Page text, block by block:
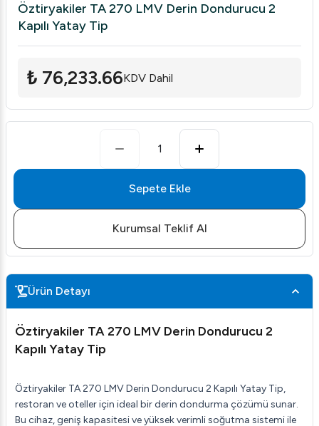
Öztiryakiler TA 270 LMV Derin Dondurucu 2
Kapılı Yatay Tip
₺ 76,233.66KDV Dahil
1
Sepete Ekle
Kurumsal Teklif Al
Ürün Detayı
Öztiryakiler TA 270 LMV Derin Dondurucu 2
Kapılı Yatay Tip
Öztiryakiler TA 270 LMV Derin Dondurucu 2 Kapılı Yatay Tip,
restoran ve oteller için ideal bir derin dondurma çözümü sunar.
Bu cihaz, geniş kapasitesi ve yüksek verimli soğutma sistemi ile